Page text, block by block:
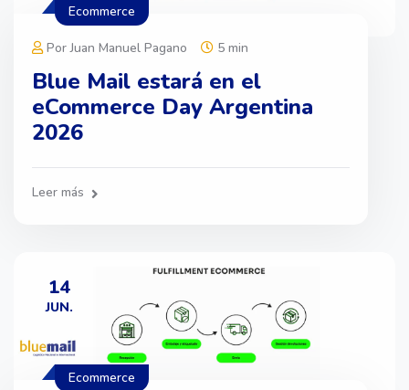
Por Juan Manuel Pagano 5 min
Blue Mail estará en el
eCommerce Day Argentina
2026
Leer más
Ecommerce
14
JUN.
Ecommerce